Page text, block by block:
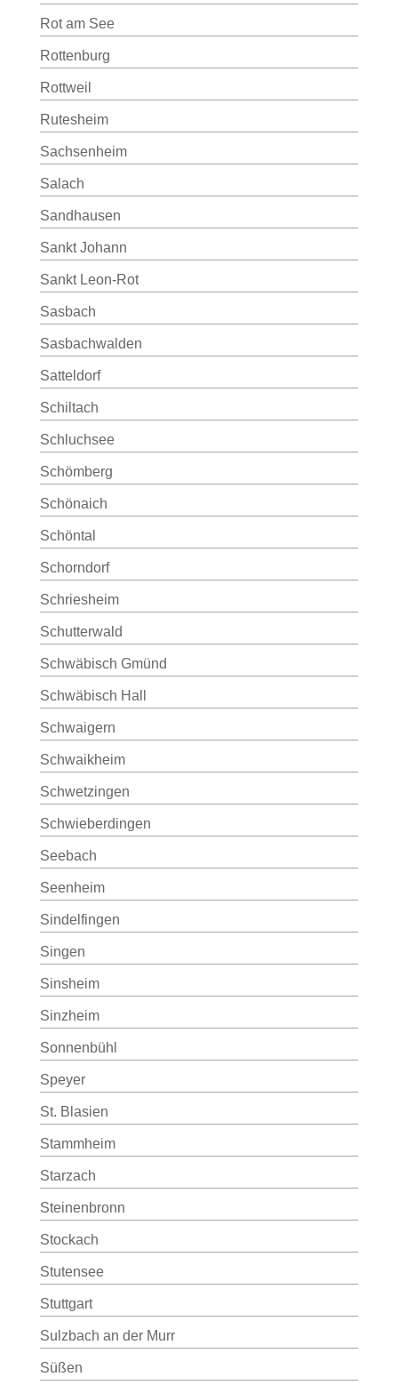
Rot am See
Rottenburg
Rottweil
Rutesheim
Sachsenheim
Salach
Sandhausen
Sankt Johann
Sankt Leon-Rot
Sasbach
Sasbachwalden
Satteldorf
Schiltach
Schluchsee
Schömberg
Schönaich
Schöntal
Schorndorf
Schriesheim
Schutterwald
Schwäbisch Gmünd
Schwäbisch Hall
Schwaigern
Schwaikheim
Schwetzingen
Schwieberdingen
Seebach
Seenheim
Sindelfingen
Singen
Sinsheim
Sinzheim
Sonnenbühl
Speyer
St. Blasien
Stammheim
Starzach
Steinenbronn
Stockach
Stutensee
Stuttgart
Sulzbach an der Murr
Süßen